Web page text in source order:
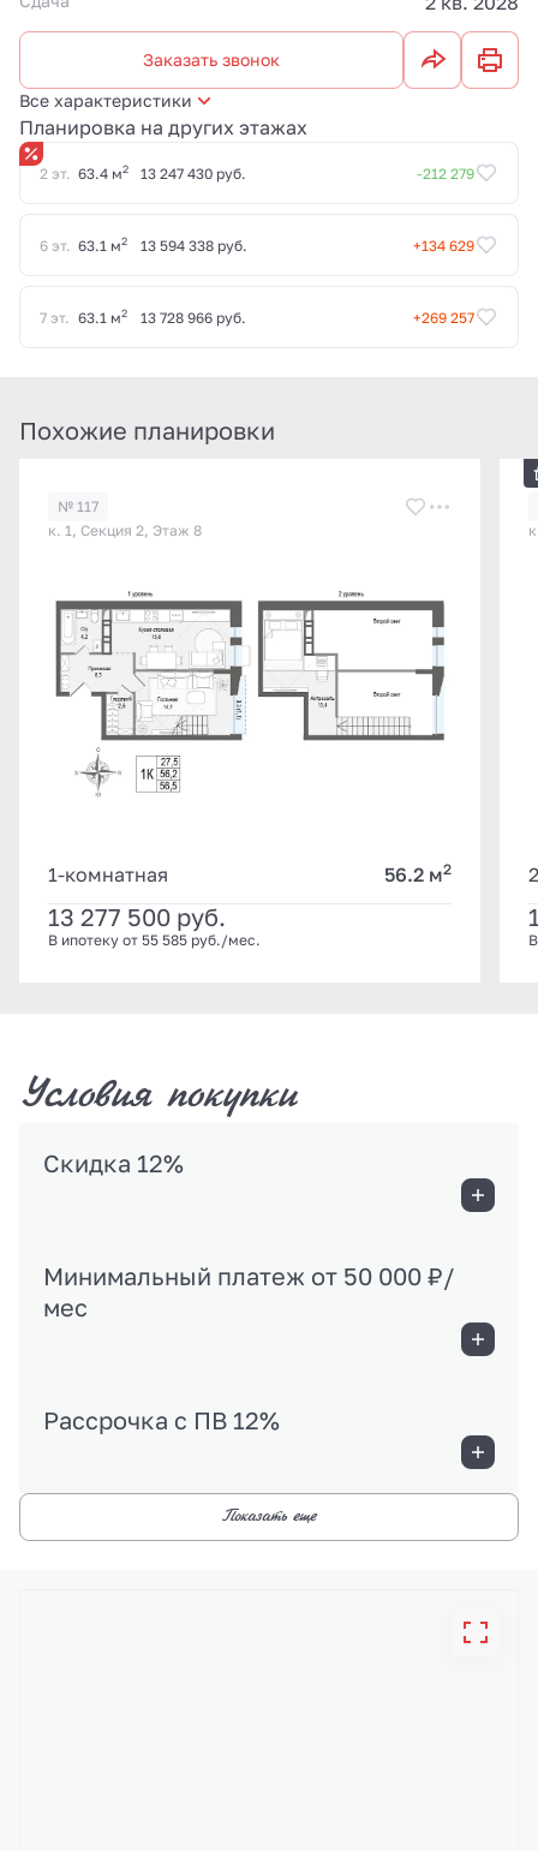
Заказать звонок
Все характеристики
Планировка на других этажах
2 эт. 63.4 м2 13 247 430 руб. -212 279
6 эт. 63.1 м2 13 594 338 руб. +134 629
7 эт. 63.1 м2 13 728 966 руб. +269 257
Похожие планировки
№ 117
к. 1, Секция 2, Этаж 8
1-комнатная 56.2 м2
13 277 500 руб.
В ипотеку от 55 585 руб./мес.
Условия покупки
Скидка 12%
Минимальный платеж от 50 000 ₽/
мес
Рассрочка с ПВ 12%
Показать еще